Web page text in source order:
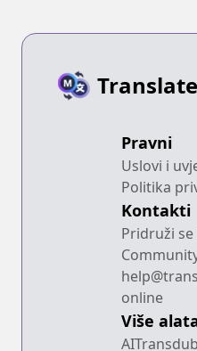
Pravni
Uslovi i
Politika
Kontakti
Pridruži
online
Više
AITransdub